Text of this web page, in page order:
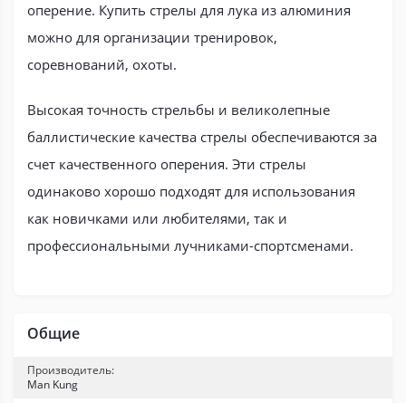
оперение. Купить стрелы для лука из алюминия
можно для организации тренировок,
соревнований, охоты.
Высокая точность стрельбы и великолепные
баллистические качества стрелы обеспечиваются за
счет качественного оперения. Эти стрелы
одинаково хорошо подходят для использования
как новичками или любителями, так и
профессиональными лучниками-спортсменами.
Общие
Производитель:
Man Kung